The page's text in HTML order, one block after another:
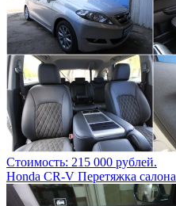
Стоимость: 215 000 рублей.
Honda CR-V Перетяжка салона